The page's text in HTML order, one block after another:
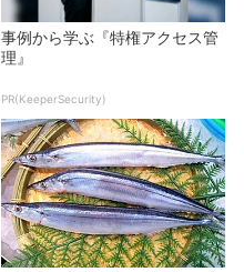
事例から学ぶ『特権アクセス管
理』
PR(KeeperSecurity)